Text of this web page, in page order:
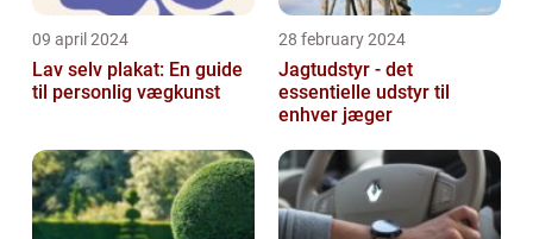
09 april 2024
Lav selv plakat: En guide
til personlig vægkunst
28 february 2024
Jagtudstyr - det
essentielle udstyr til
enhver jæger